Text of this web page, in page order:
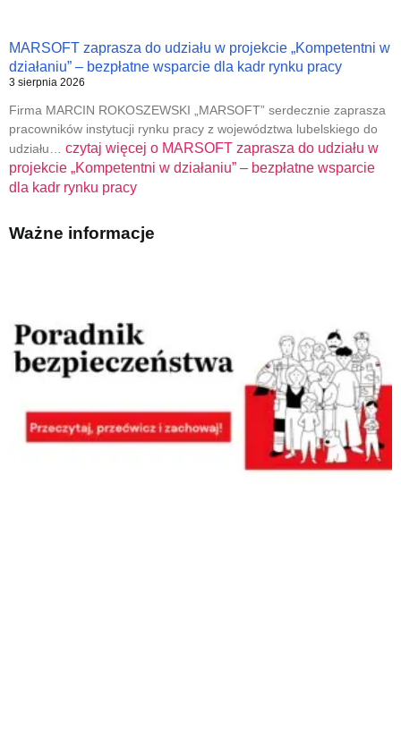
MARSOFT zaprasza do udziału w projekcie „Kompetentni w
działaniu” – bezpłatne wsparcie dla kadr rynku pracy
3 sierpnia 2026
Firma MARCIN ROKOSZEWSKI „MARSOFT” serdecznie zaprasza
pracowników instytucji rynku pracy z województwa lubelskiego do
udziału… czytaj więcej o MARSOFT zaprasza do udziału w
projekcie „Kompetentni w działaniu” – bezpłatne wsparcie
dla kadr rynku pracy
Ważne informacje